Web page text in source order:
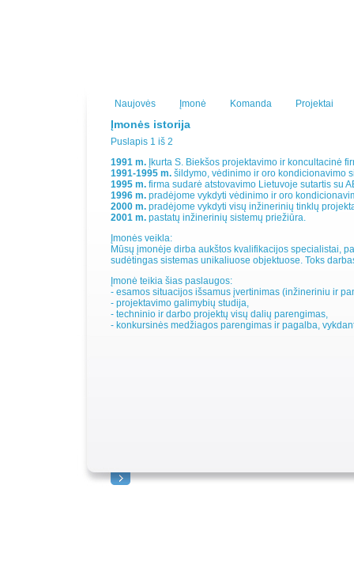
Naujovės Įmonė Komanda Projektai
Įmonės istorija
Puslapis 1 iš 2
1991 m. Įkurta S. Biekšos projektavimo ir koncultacinė
1991-1995 m. šildymo, vėdinimo ir oro kondicionavimo
1995 m. firma sudarė atstovavimo Lietuvoje sutartis su
1996 m. pradėjome vykdyti vėdinimo ir oro
2000 m. pradėjome vykdyti visų inžinerinių tinklų
2001 m. pastatų inžinerinių sistemų priežiūra.
Įmonės veikla:
Mūsų įmonėje dirba aukštos kvalifikacijos specialistai,
sudėtingas sistemas unikaliuose objektuose. Toks
Įmonė teikia šias paslaugos:
- esamos situacijos išsamus įvertinimas (inžineriniu ir
- projektavimo galimybių studija,
- techninio ir darbo projektų visų dalių parengimas,
- konkursinės medžiagos parengimas ir pagalba,